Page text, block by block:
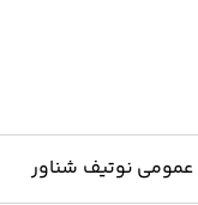
عمومی نوتیف شناور